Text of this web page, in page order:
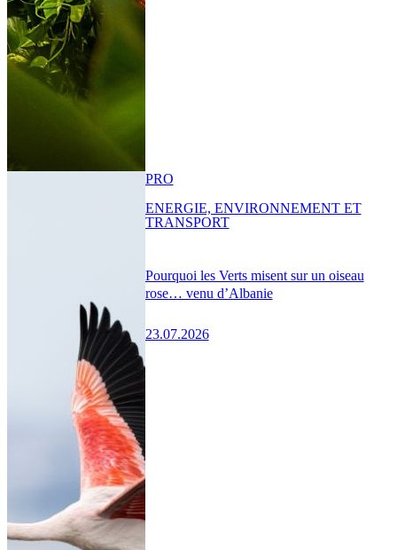
Pourquoi les Verts misent sur un oiseau
rose… venu d’Albanie
23.07.2026
PRO
ENERGIE, ENVIRONNEMENT ET
TRANSPORT